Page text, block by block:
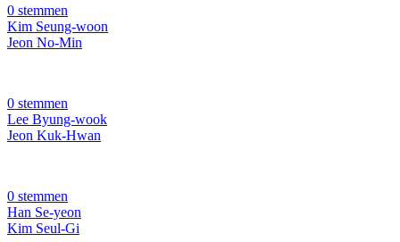
0 stemmen
Kim Seung-woon
Jeon No-Min
0 stemmen
Lee Byung-wook
Jeon Kuk-Hwan
0 stemmen
Han Se-yeon
Kim Seul-Gi